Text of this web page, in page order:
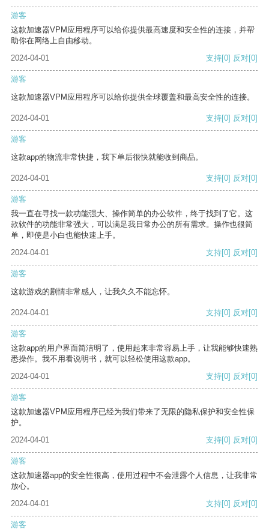
游客
这款加速器VPM应用程序可以给你提供最高速度和安全性的连接，并帮
助你在网络上自由移动。
2024-04-01
支持[0] 反对[0]
游客
这款加速器VPM应用程序可以给你提供全球覆盖和最高安全性的连接。
2024-04-01 支持[0] 反对[0]
游客
这款app的物流非常快捷，我下单后很快就能收到商品。
2024-04-01 支持[0] 反对[0]
游客
我一直在寻找一款功能强大、操作简单的办公软件，终于找到了它。这
款软件的功能非常强大，可以满足我日常办公的所有需求。操作也很简
单，即使是小白也能快速上手。
2024-04-01
支持[0] 反对[0]
游客
这款游戏的剧情非常感人，让我久久不能忘怀。
2024-04-01 支持[0] 反对[0]
游客
这款app的用户界面简洁明了，使用起来非常容易上手，让我能够快速熟
悉操作。我不用看说明书，就可以轻松使用这款app。
2024-04-01
支持[0] 反对[0]
游客
这款加速器VPM应用程序已经为我们带来了无限的隐私保护和安全性保
护。
2024-04-01
支持[0] 反对[0]
游客
这款加速器app的安全性很高，使用过程中不会泄露个人信息，让我非常
放心。
2024-04-01
支持[0] 反对[0]
游客